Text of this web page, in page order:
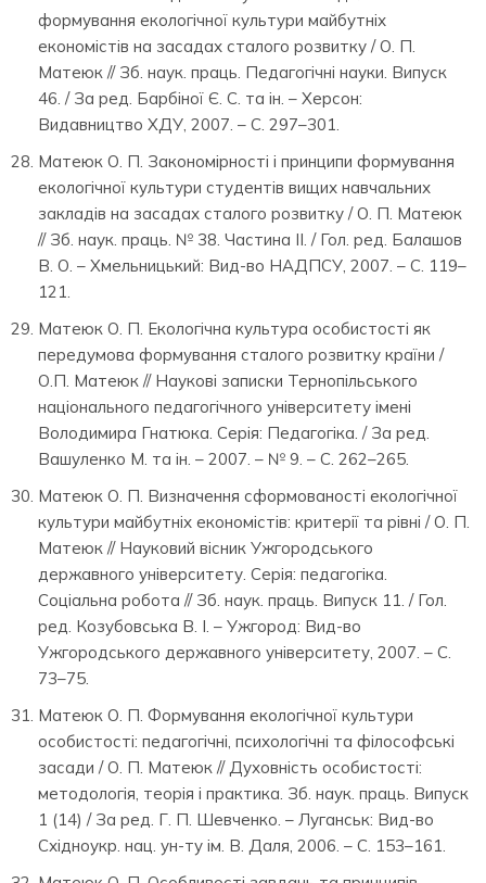
формування екологічної культури майбутніх
економістів на засадах сталого розвитку / О. П.
Матеюк // Зб. наук. праць. Педагогічні науки. Випуск
46. / За ред. Барбіної Є. С. та ін. – Херсон:
Видавництво ХДУ, 2007. – С. 297–301.
Матеюк О. П. Закономірності і принципи формування
екологічної культури студентів вищих навчальних
закладів на засадах сталого розвитку / О. П. Матеюк
// Зб. наук. праць. № 38. Частина ІІ. / Гол. ред. Балашов
В. О. – Хмельницький: Вид-во НАДПСУ, 2007. – С. 119–
121.
Матеюк О. П. Екологічна культура особистості як
передумова формування сталого розвитку країни /
О.П. Матеюк // Наукові записки Тернопільського
національного педагогічного університету імені
Володимира Гнатюка. Серія: Педагогіка. / За ред.
Вашуленко М. та ін. – 2007. – № 9. – С. 262–265.
Матеюк О. П. Визначення сформованості екологічної
культури майбутніх економістів: критерії та рівні / О. П.
Матеюк // Науковий вісник Ужгородського
державного університету. Серія: педагогіка.
Соціальна робота // Зб. наук. праць. Випуск 11. / Гол.
ред. Козубовська В. І. – Ужгород: Вид-во
Ужгородського державного університету, 2007. – С.
73–75.
Матеюк О. П. Формування екологічної культури
особистості: педагогічні, психологічні та філософські
засади / О. П. Матеюк // Духовність особистості:
методологія, теорія і практика. Зб. наук. праць. Випуск
1 (14) / За ред. Г. П. Шевченко. – Луганськ: Вид-во
Східноукр. нац. ун-ту ім. В. Даля, 2006. – С. 153–161.